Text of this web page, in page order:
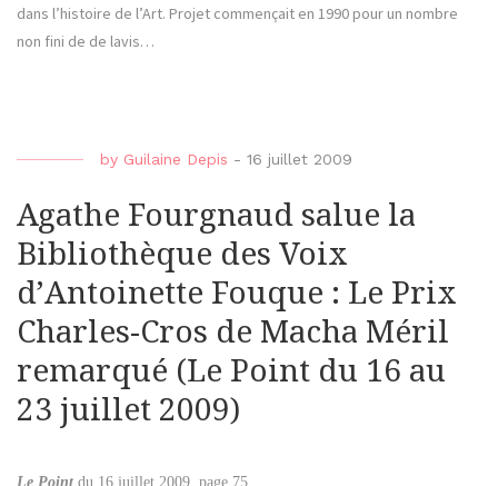
dans l’histoire de l’Art. Projet commençait en 1990 pour un nombre
non fini de de lavis…
by Guilaine Depis - 16 juillet 2009
Agathe Fourgnaud salue la
Bibliothèque des Voix
d’Antoinette Fouque : Le Prix
Charles-Cros de Macha Méril
remarqué (Le Point du 16 au
23 juillet 2009)
Le Point du 16 juillet 2009, page 75